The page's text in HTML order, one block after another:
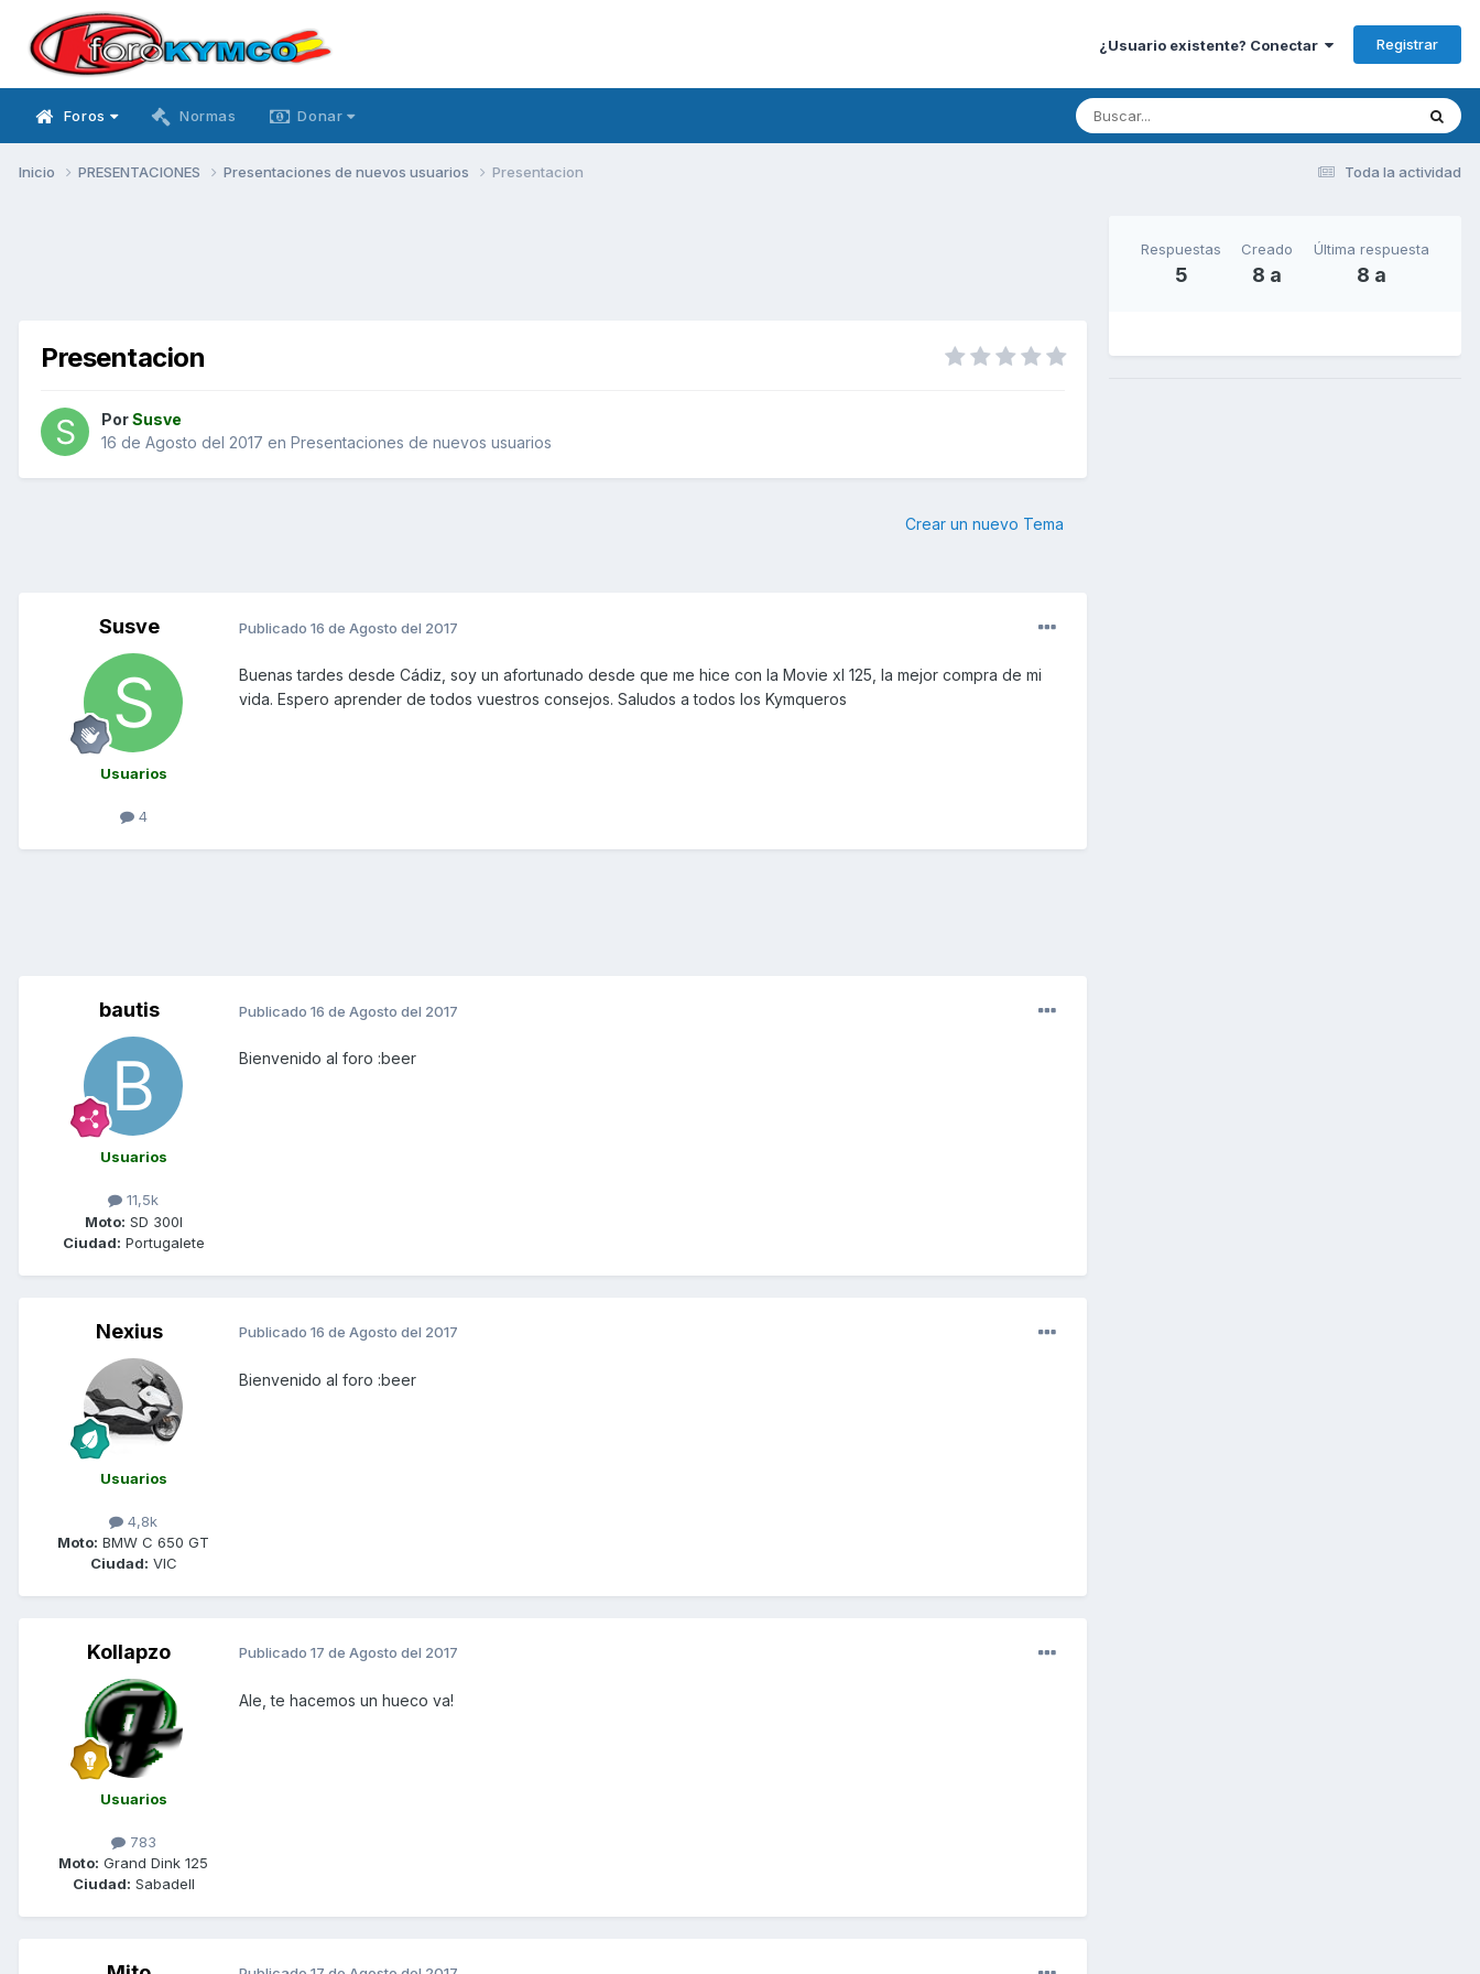
¿Usuario existente? Conectar Registrar
Foros Normas Donar
Toda la actividad
Inicio PRESENTACIONES Presentaciones de nuevos usuarios Presentacion
Presentacion
PorSusve
16 de Agosto del 2017 en Presentaciones de nuevos usuarios
Crear un nuevo Tema
Susve
Usuarios
4
Publicado 16 de Agosto del 2017
Buenas tardes desde Cádiz, soy un afortunado desde que me hice con la Movie xl 125, la mejor compra de mi
vida. Espero aprender de todos vuestros consejos. Saludos a todos los Kymqueros
bautis
Usuarios
11,5k
Moto: SD 300I
Ciudad: Portugalete
Publicado 16 de Agosto del 2017
Bienvenido al foro :beer
Nexius
Usuarios
4,8k
Moto: BMW C 650 GT
Ciudad: VIC
Publicado 16 de Agosto del 2017
Bienvenido al foro :beer
Kollapzo
Usuarios
783
Moto: Grand Dink 125
Ciudad: Sabadell
Publicado 17 de Agosto del 2017
Ale, te hacemos un hueco va!
Respuestas
5
Creado
8 a
Última respuesta
8 a